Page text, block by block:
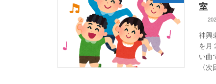
室
神興
を月
い曲
〈